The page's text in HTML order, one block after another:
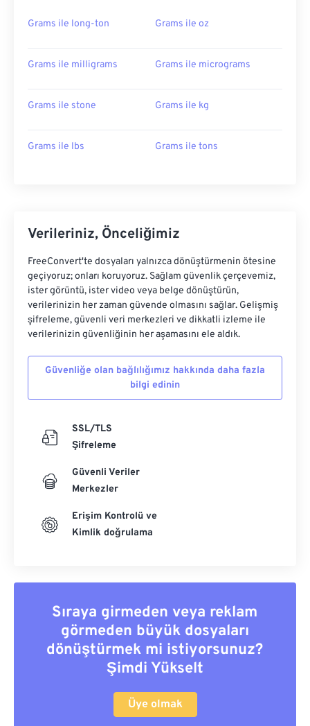
Grams ile long-ton Grams ile oz
Grams ile milligrams Grams ile micrograms
Grams ile stone Grams ile kg
Grams ile lbs Grams ile tons
Verileriniz, Önceliğimiz
FreeConvert'te dosyaları yalnızca dönüştürmenin ötesine
geçiyoruz; onları koruyoruz. Sağlam güvenlik çerçevemiz,
ister görüntü, ister video veya belge dönüştürün,
verilerinizin her zaman güvende olmasını sağlar. Gelişmiş
şifreleme, güvenli veri merkezleri ve dikkatli izleme ile
verilerinizin güvenliğinin her aşamasını ele aldık.
Güvenliğe olan bağlılığımız hakkında daha fazla
bilgi edinin
SSL/TLS
Şifreleme
Güvenli Veriler
Merkezler
Erişim Kontrolü ve
Kimlik doğrulama
Sıraya girmeden veya reklam
görmeden büyük dosyaları
dönüştürmek mi istiyorsunuz?
Şimdi Yükselt
Üye olmak